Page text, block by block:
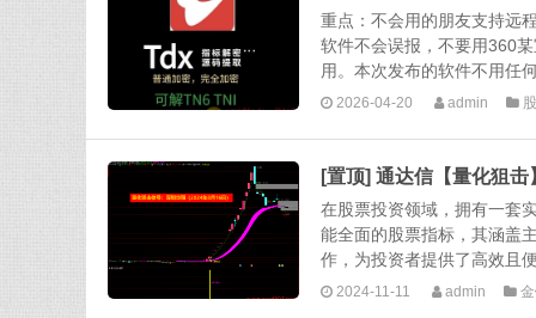
重点：不会用的朋友支持远
软件不会误报，不要用360
用。本次发布的软件不用任
2026-04-20 admin
[置顶] 通达信【量化狙
在股票投资领域，拥有一套
能全面的股票指标，其涵盖
作，为投资者提供了高效且
2024-11-11 admin